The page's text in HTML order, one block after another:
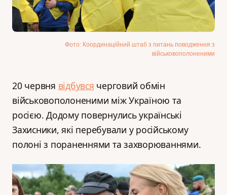
Фото: Координаційний штаб з питань поводження з
військовополоненими
20 червня відбувся черговий обмін
військовополоненими між Україною та
росією. Додому повернулись українські
Захисники, які перебували у російському
полоні з пораненнями та захворюваннями.